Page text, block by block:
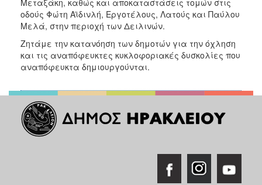
2018
2017
2016
2015
2012
2011
2010
οδούς Φώτη Αϊδινλή, Εργοτέλους, Λατούς και Παύλου
Μελά, στην περιοχή των Δειλινών.
Ζητάμε την κατανόηση των δημοτών για την όχληση
και τις αναπόφευκτες κυκλοφοριακές δυσκολίες που
αναπόφευκτα δημιουργούνται.